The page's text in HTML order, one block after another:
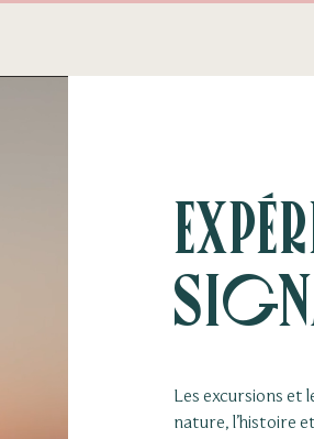
Les excursions et
nature, l’histoire